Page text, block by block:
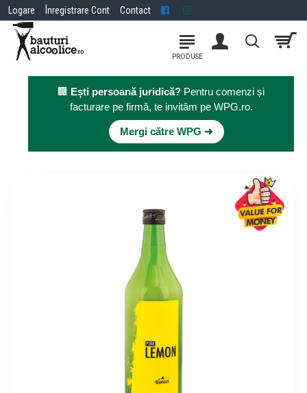
Logare Înregistrare Cont Contact
🏢 Ești persoană juridică? Pentru comenzi și
facturare pe firmă, te invităm pe WPG.ro.
Mergi către WPG ➜